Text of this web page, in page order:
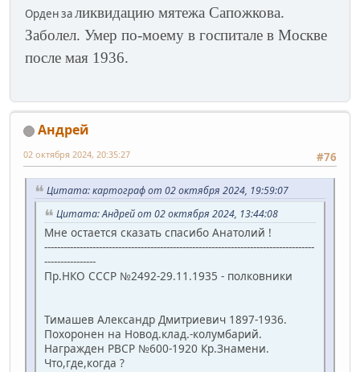
Орден заликвидацию мятежа Сапожкова.
Заболел. Умер по-моему в госпитале в Москве
после мая 1936.
Андрей
#76
02 октября 2024, 20:35:27
Цитата: картограф от 02 октября 2024, 19:59:07
Цитата: Андрей от 02 октября 2024, 13:44:08
Мне остается сказать спасибо Анатолий !
------------------------------------------------------------------------------------
----------------
Пр.НКО СССР №2492-29.11.1935 - полковники
Тимашев Александр Дмитриевич 1897-1936.
Похоронен на Новод.клад.-колумбарий.
Награжден РВСР №600-1920 Кр.Знамени.
Что,где,когда ?